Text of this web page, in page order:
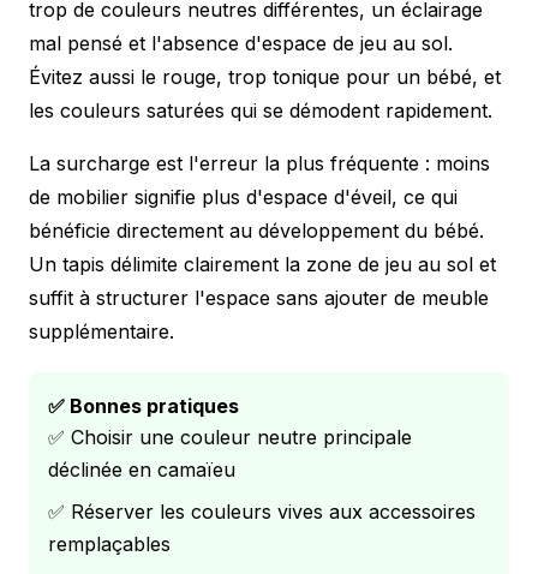
trop de couleurs neutres différentes, un éclairage
mal pensé et l'absence d'espace de jeu au sol.
Évitez aussi le rouge, trop tonique pour un bébé, et
les couleurs saturées qui se démodent rapidement.
La surcharge est l'erreur la plus fréquente : moins
de mobilier signifie plus d'espace d'éveil, ce qui
bénéficie directement au développement du bébé.
Un tapis délimite clairement la zone de jeu au sol et
suffit à structurer l'espace sans ajouter de meuble
supplémentaire.
✅ Bonnes pratiques
✅ Choisir une couleur neutre principale
déclinée en camaïeu
✅ Réserver les couleurs vives aux accessoires
remplaçables